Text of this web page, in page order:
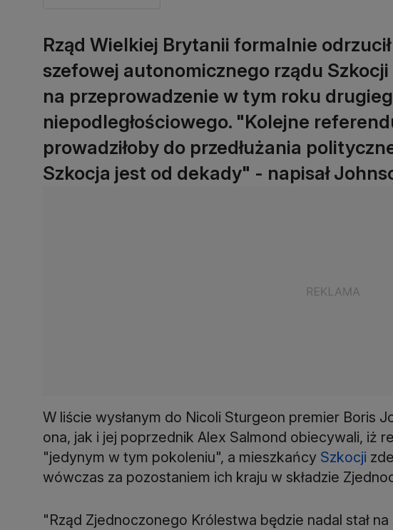
Rząd Wielkiej Brytanii formalnie
szefowej autonomicznego rządu
na przeprowadzenie w tym roku
niepodległościowego. "Kolejne
prowadziłoby do przedłużania
Szkocja jest od dekady" - napisał
W liście wysłanym do Nicoli Sturgeon premier Boris
ona, jak i jej poprzednik Alex Salmond obiecywali, iż
"jedynym w tym pokoleniu", a mieszkańcy Szkocji
wówczas za pozostaniem ich kraju w składzie
"Rząd Zjednoczonego Królestwa będzie nadal stał